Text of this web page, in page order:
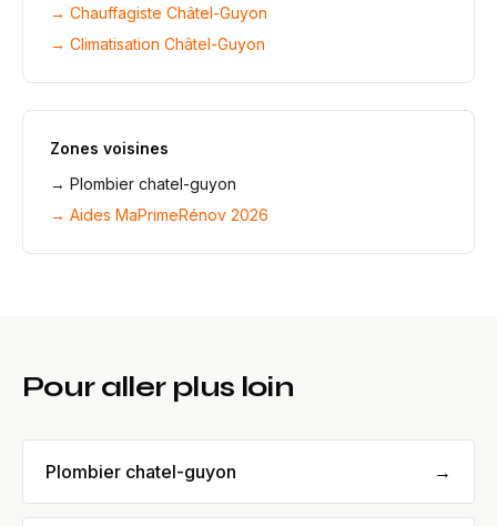
→ Chauffagiste Châtel-Guyon
→ Climatisation Châtel-Guyon
Zones voisines
→ Plombier chatel-guyon
→ Aides MaPrimeRénov 2026
Pour aller plus loin
Plombier chatel-guyon →